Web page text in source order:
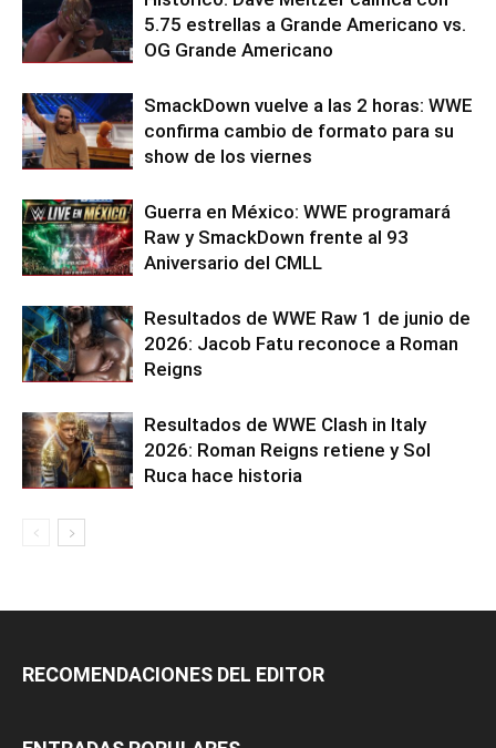
5.75 estrellas a Grande Americano vs.
OG Grande Americano
SmackDown vuelve a las 2 horas: WWE
confirma cambio de formato para su
show de los viernes
Guerra en México: WWE programará
Raw y SmackDown frente al 93
Aniversario del CMLL
Resultados de WWE Raw 1 de junio de
2026: Jacob Fatu reconoce a Roman
Reigns
Resultados de WWE Clash in Italy
2026: Roman Reigns retiene y Sol
Ruca hace historia
RECOMENDACIONES DEL EDITOR